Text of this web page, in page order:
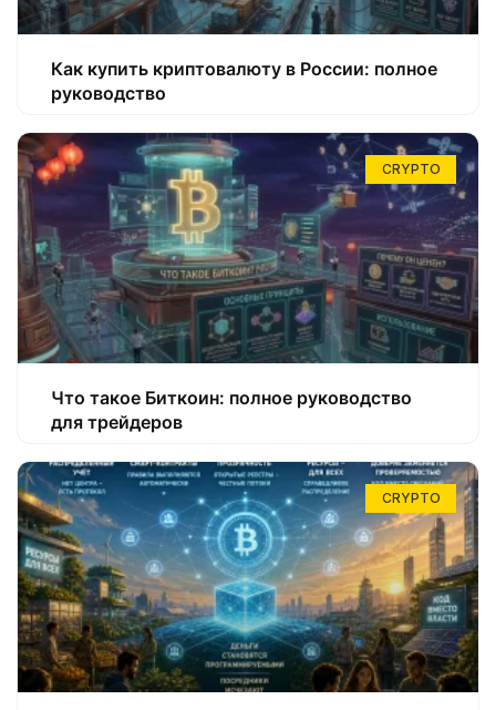
Как купить криптовалюту в России: полное
руководство
CRYPTO
Что такое Биткоин: полное руководство
для трейдеров
CRYPTO